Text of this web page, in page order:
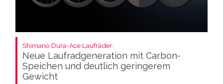
Shimano Dura-Ace Laufräder:
Neue Laufradgeneration mit Carbon-
Speichen und deutlich geringerem
Gewicht